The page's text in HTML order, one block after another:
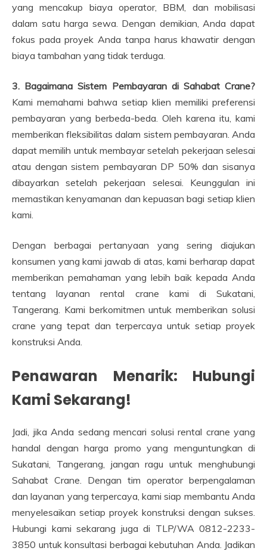
yang mencakup biaya operator, BBM, dan mobilisasi
dalam satu harga sewa. Dengan demikian, Anda dapat
fokus pada proyek Anda tanpa harus khawatir dengan
biaya tambahan yang tidak terduga.
3. Bagaimana Sistem Pembayaran di Sahabat Crane?
Kami memahami bahwa setiap klien memiliki preferensi
pembayaran yang berbeda-beda. Oleh karena itu, kami
memberikan fleksibilitas dalam sistem pembayaran. Anda
dapat memilih untuk membayar setelah pekerjaan selesai
atau dengan sistem pembayaran DP 50% dan sisanya
dibayarkan setelah pekerjaan selesai. Keunggulan ini
memastikan kenyamanan dan kepuasan bagi setiap klien
kami.
Dengan berbagai pertanyaan yang sering diajukan
konsumen yang kami jawab di atas, kami berharap dapat
memberikan pemahaman yang lebih baik kepada Anda
tentang layanan rental crane kami di Sukatani,
Tangerang. Kami berkomitmen untuk memberikan solusi
crane yang tepat dan terpercaya untuk setiap proyek
konstruksi Anda.
Penawaran Menarik: Hubungi
Kami Sekarang!
Jadi, jika Anda sedang mencari solusi rental crane yang
handal dengan harga promo yang menguntungkan di
Sukatani, Tangerang, jangan ragu untuk menghubungi
Sahabat Crane. Dengan tim operator berpengalaman
dan layanan yang terpercaya, kami siap membantu Anda
menyelesaikan setiap proyek konstruksi dengan sukses.
Hubungi kami sekarang juga di TLP/WA 0812-2233-
3850 untuk konsultasi berbagai kebutuhan Anda. Jadikan